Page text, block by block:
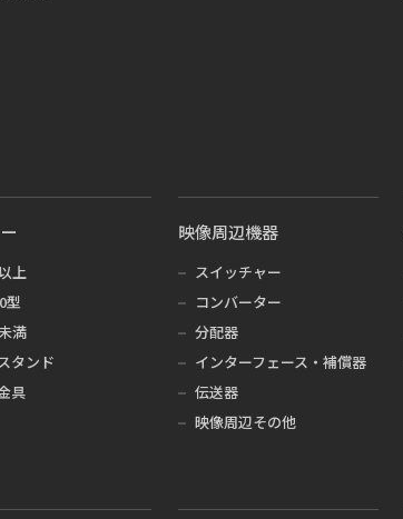
上
型
満
タンド
具
映像周辺機器
スイッチャー
コンバーター
分配器
インターフェース・補償器
伝送器
映像周辺その他